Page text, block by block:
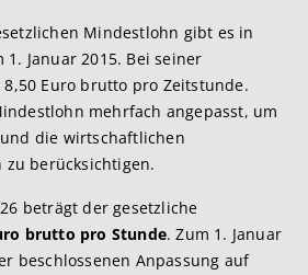
Mindestlohn gibt es in
Januar 2015. Bei seiner
Euro brutto pro Zeitstunde.
mehrfach angepasst, um
die wirtschaftlichen
zu berücksichtigen.
beträgt der gesetzliche
brutto pro Stunde. Zum 1. Januar
beschlossenen Anpassung auf